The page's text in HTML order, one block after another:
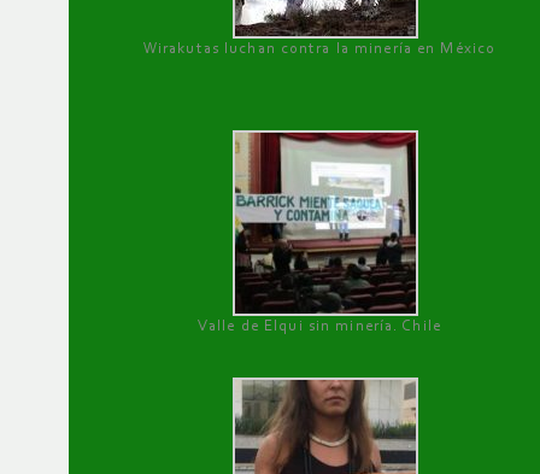
Wirakutas luchan contra la minería en México
Valle de Elqui sin minería. Chile